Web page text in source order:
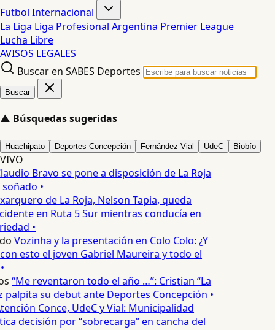
Futbol Internacional
La Liga Liga Profesional Argentina Premier League
Lucha Libre
AVISOS LEGALES
Buscar en SABES Deportes
Buscar
▲ Búsquedas sugeridas
Huachipato Deportes Concepción Fernández Vial UdeC Biobío
VIVO
Bravo se pone a disposición de La Roja
•
de La Roja, Nelson Tapia, queda
en Ruta 5 Sur mientras conducía en
•
Vozinha y la presentación en Colo Colo: ¿Y
esto el joven Gabriel Maureira y todo el
“Me reventaron todo el año …”: Cristian “La
palpita su debut ante Deportes Concepción •
Conce, UdeC y Vial: Municipalidad
decisión por “sobrecarga” en cancha del